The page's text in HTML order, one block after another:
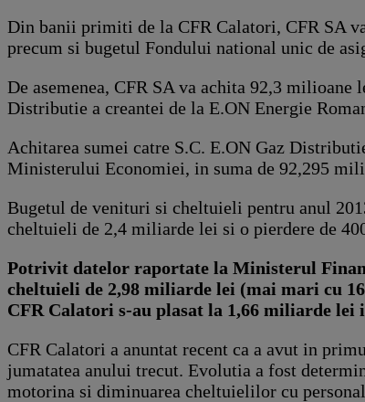
Din banii primiti de la CFR Calatori, CFR SA
precum si bugetul Fondului national unic de
De asemenea, CFR SA va achita 92,3
Distributie a creantei de la E.ON Energie
Achitarea sumei catre S.C. E.ON Gaz
Ministerului Economiei, in suma de 92,295
Bugetul de venituri si cheltuieli pentru anul
cheltuieli de 2,4 miliarde lei si o pierdere de
Potrivit datelor raportate la Ministerul
cheltuieli de 2,98 miliarde lei (mai mari cu
CFR Calatori s-au plasat la 1,66 miliarde lei
CFR Calatori a anuntat recent ca a avut in
jumatatea anului trecut. Evolutia a fost
motorina si diminuarea cheltuielilor cu